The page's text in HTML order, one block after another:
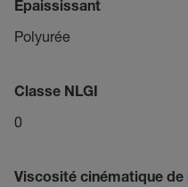
Epaississant
Polyurée
Classe NLGI
0
Viscosité cinématique de